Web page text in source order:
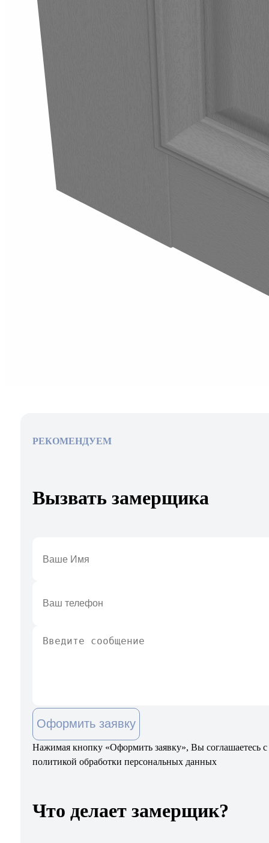
РЕКОМЕНДУЕМ
Вызвать замерщика
Оформить заявку
Нажимая кнопку «Оформить заявку», Вы соглашаетесь с
политикой обработки персональных данных
Что делает замерщик?